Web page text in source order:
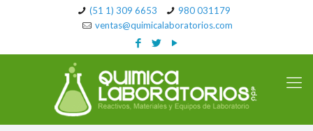
(51 1) 309 6653
980 031179
ventas@quimicalaboratorios.com